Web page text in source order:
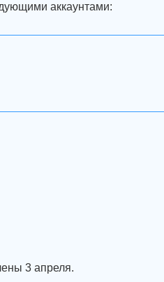
аккаунтами:
3 апреля.